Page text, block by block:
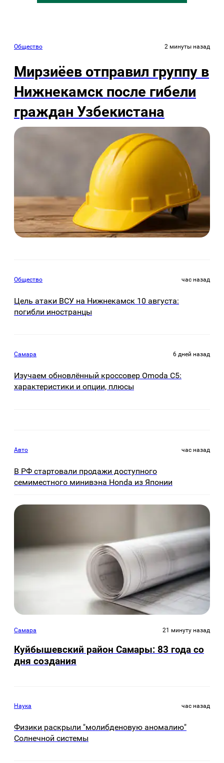
Общество 2 минуты назад
Мирзиёев отправил группу в
Нижнекамск после гибели
граждан Узбекистана
Общество час назад
Цель атаки ВСУ на Нижнекамск 10 августа:
погибли иностранцы
Самара 6 дней назад
Изучаем обновлённый кроссовер Omoda C5:
характеристики и опции, плюсы
Авто час назад
В РФ стартовали продажи доступного
семиместного минивэна Honda из Японии
Самара 21 минуту назад
Куйбышевский район Самары: 83 года со
дня создания
Наука час назад
Физики раскрыли "молибденовую аномалию"
Солнечной системы